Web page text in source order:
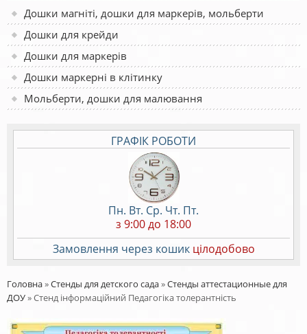
Дошки магніті, дошки для маркерів, мольберти
Дошки для крейди
Дошки для маркерів
Дошки маркерні в клітинку
Мольберти, дошки для малювання
ГРАФІК РОБОТИ
Пн. Вт. Ср. Чт. Пт.
з 9:00 до 18:00
Замовлення через кошик цілодобово
Головна»Стенды для детского сада»Стенды аттестационные для
ДОУ»Стенд інформаційний Педагогіка толерантність